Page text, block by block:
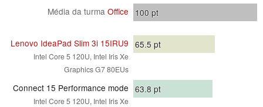
Média da turma Office 100 pt
Lenovo IdeaPad Slim 3i 15IRU9
Intel Core 5 120U, Intel Iris Xe
Graphics G7 80EUs
65.5 pt
Connect 15 Performance mode
Intel Core 5 120U, Intel Iris Xe
63.8 pt